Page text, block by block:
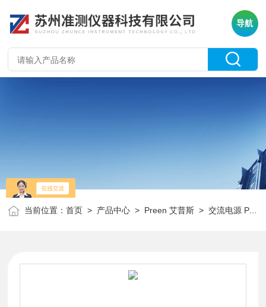
导航
当前位置：首页 > 产品中心 > Preen 艾普斯 >交流电源 PAS系列